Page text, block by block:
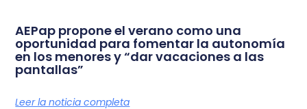
AEPap propone el verano como una
oportunidad para fomentar la autonomía
en los menores y “dar vacaciones a las
pantallas”
Leer la noticia completa